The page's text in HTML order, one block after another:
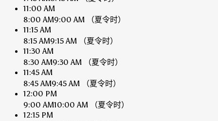
11:00 AM
8:00 AM9:00 AM
（夏令时）
11:15 AM
8:15 AM9:15 AM
（夏令时）
11:30 AM
8:30 AM9:30 AM
（夏令时）
11:45 AM
8:45 AM9:45 AM
（夏令时）
12:00 PM
9:00 AM10:00 AM
（夏令时）
12:15 PM